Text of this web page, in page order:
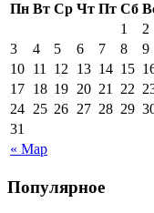
Пн Вт Ср Чт Пт Сб
« Мар
1
2
3
4 5 6 7 8
9
10 11 12 13 14 15
17 18 19 20 21 22
24 25 26 27 28 29
31
Популярное